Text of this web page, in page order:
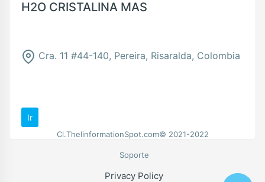
H2O CRISTALINA MAS
Cra. 11 #44-140, Pereira, Risaralda, Colombia
Ir
Cl.TheIinformationSpot.com© 2021-2022
Soporte
Privacy Policy